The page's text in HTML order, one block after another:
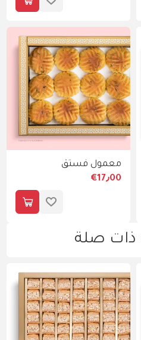
معمول فستق
€17٫00
ذات صلة